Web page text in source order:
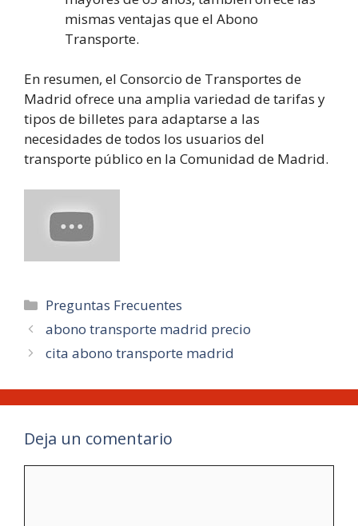
mismas ventajas que el Abono
Transporte.
En resumen, el Consorcio de Transportes de
Madrid ofrece una amplia variedad de tarifas y
tipos de billetes para adaptarse a las
necesidades de todos los usuarios del
transporte público en la Comunidad de Madrid.
Categorías
Preguntas Frecuentes
abono transporte madrid precio
cita abono transporte madrid
Deja un comentario